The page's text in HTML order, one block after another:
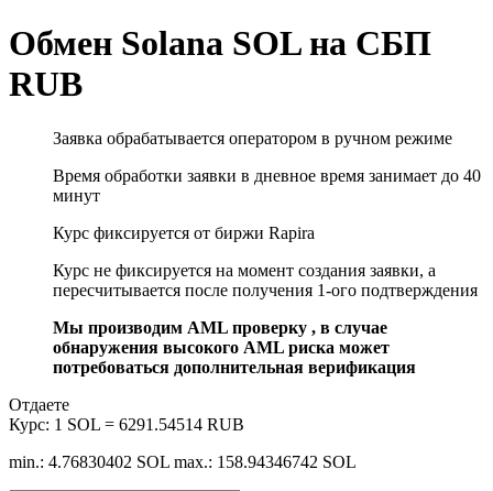
Обмен Solana SOL на СБП
RUB
Заявка обрабатывается оператором в ручном режиме
Время обработки заявки в дневное время занимает до 40
минут
Курс фиксируется от биржи Rapira
Курс не фиксируется на момент создания заявки, а
пересчитывается после получения 1-ого подтверждения
Мы производим AML проверку , в случае
обнаружения высокого AML риска может
потребоваться дополнительная верификация
Отдаете
Курс: 1 SOL = 6291.54514 RUB
min.: 4.76830402 SOL max.: 158.94346742 SOL